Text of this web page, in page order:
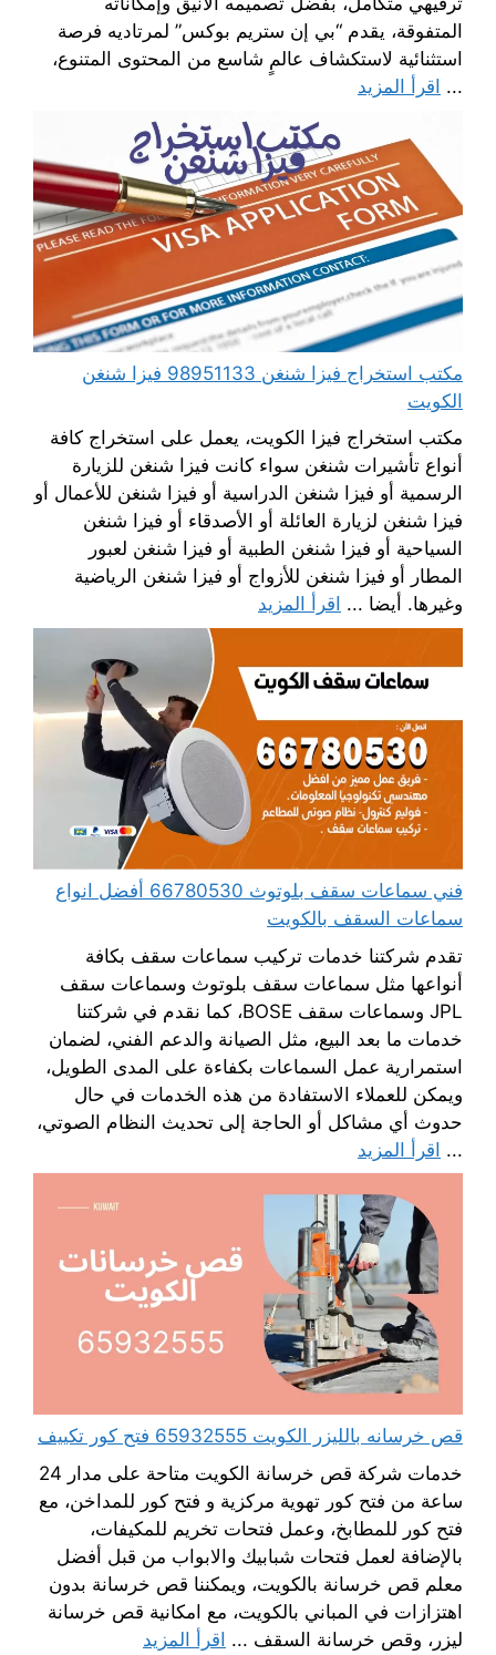
المتفوقة، يقدم “بي إن ستريم بوكس” لمرتاديه فرصة
استثنائية لاستكشاف عالمٍ شاسع من المحتوى المتنوع،
... اقرأ المزيد
مكتب استخراج فيزا شنغن 98951133 فيزا شنغن
الكويت
مكتب استخراج فيزا الكويت، يعمل على استخراج كافة
أنواع تأشيرات شنغن سواء كانت فيزا شنغن للزيارة
الرسمية أو فيزا شنغن الدراسية أو فيزا شنغن للأعمال أو
فيزا شنغن لزيارة العائلة أو الأصدقاء أو فيزا شنغن
السياحية أو فيزا شنغن الطبية أو فيزا شنغن لعبور
المطار أو فيزا شنغن للأزواج أو فيزا شنغن الرياضية
وغيرها. أيضا ... اقرأ المزيد
فني سماعات سقف بلوتوث 66780530 أفضل انواع
سماعات السقف بالكويت
تقدم شركتنا خدمات تركيب سماعات سقف بكافة
أنواعها مثل سماعات سقف بلوتوث وسماعات سقف
JPL وسماعات سقف BOSE، كما نقدم في شركتنا
خدمات ما بعد البيع، مثل الصيانة والدعم الفني، لضمان
استمرارية عمل السماعات بكفاءة على المدى الطويل،
ويمكن للعملاء الاستفادة من هذه الخدمات في حال
حدوث أي مشاكل أو الحاجة إلى تحديث النظام الصوتي،
... اقرأ المزيد
قص خرسانه بالليزر الكويت 65932555 فتح كور تكييف
خدمات شركة قص خرسانة الكويت متاحة على مدار 24
ساعة من فتح كور تهوية مركزية و فتح كور للمداخن، مع
فتح كور للمطابخ، وعمل فتحات تخريم للمكيفات،
بالإضافة لعمل فتحات شبابيك والابواب من قبل أفضل
معلم قص خرسانة بالكويت، ويمكننا قص خرسانة بدون
اهتزازات في المباني بالكويت، مع امكانية قص خرسانة
ليزر، وقص خرسانة السقف ... اقرأ المزيد